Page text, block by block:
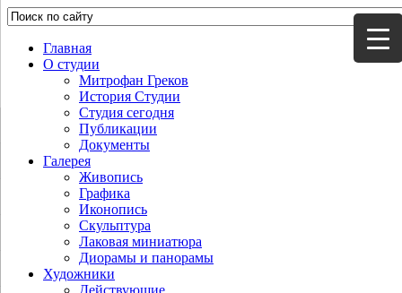
Главная
О студии
Митрофан Греков
История Студии
Студия сегодня
Публикации
Документы
Галерея
Живопись
Графика
Иконопись
Скульптура
Лаковая миниатюра
Диорамы и панорамы
Художники
Действующие